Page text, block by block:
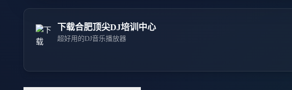
下载合肥顶尖DJ培训中心
超好用的DJ音乐播放器